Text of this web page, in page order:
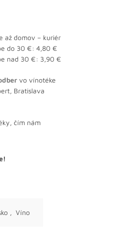
až domov – kuriér
do 30 €: 4,80 €
nad 30 €: 3,90 €
vo vínotéke
Bratislava
čím nám
, Víno